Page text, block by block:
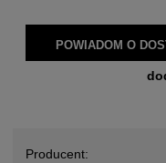
POWIADOM O
Producent: